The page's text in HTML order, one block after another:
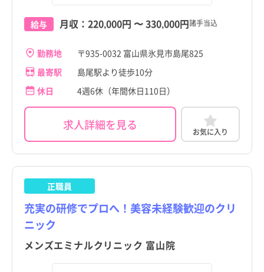
給与 月収： 220,000円 〜330,000円諸手当込
勤務地
〒935-0032 富山県氷見市島尾825
最寄駅
島尾駅より徒歩10分
休日
4週6休（年間休日110日）
求人詳細を見る お気に入り
正職員
充実の研修でプロへ！美容未経験歓迎のクリ
ニック
メンズエミナルクリニック 富山院